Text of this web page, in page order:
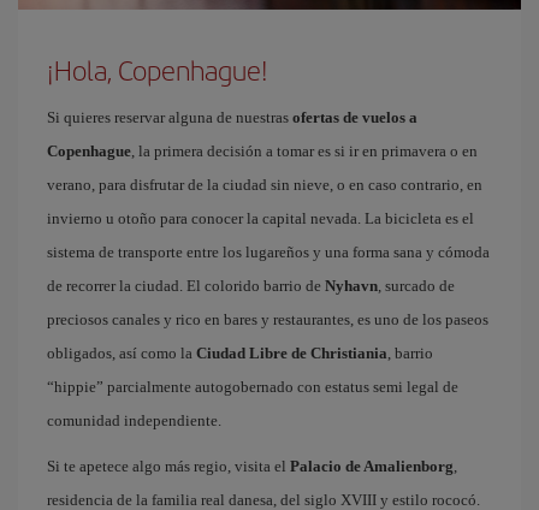
¡Hola, Copenhague!
Si quieres reservar alguna de nuestras ofertas de vuelos a
Copenhague, la primera decisión a tomar es si ir en primavera o en
verano, para disfrutar de la ciudad sin nieve, o en caso contrario, en
invierno u otoño para conocer la capital nevada. La bicicleta es el
sistema de transporte entre los lugareños y una forma sana y cómoda
de recorrer la ciudad. El colorido barrio de Nyhavn, surcado de
preciosos canales y rico en bares y restaurantes, es uno de los paseos
obligados, así como la Ciudad Libre de Christiania, barrio
“hippie” parcialmente autogobernado con estatus semi legal de
comunidad independiente.
Si te apetece algo más regio, visita el Palacio de Amalienborg,
residencia de la familia real danesa, del siglo XVIII y estilo rococó.